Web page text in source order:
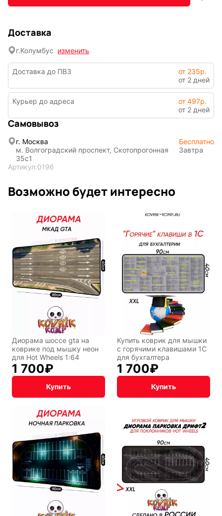
Доставка
г.Колумбус изменить
Доставка до ПВЗ
от 235р.
от 2 дней
Курьер до адреса
от 497р.
от 2 дней
Самовывоз
г. Москва
м. Волгоградский проспект, Скотопрогонная
35с1
Бесплатно
Завтра
Артикул:0196
Возможно будет интересно
Диорама шоссе gta на
коврике под мышку неон
для Hot Wheels 1:64
1 700₽
Купить
Купить коврик для мышки
с горячими клавишами 1С
для бухгалтера
1 700₽
Купить
игр
СССР
Транспорт
Фентези
Мистика
упаковка
Текущий: Колумбус